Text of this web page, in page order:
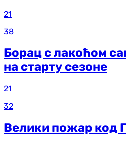
21
38
Борац с лакоћом
на старту сезоне
21
32
Велики пожар код